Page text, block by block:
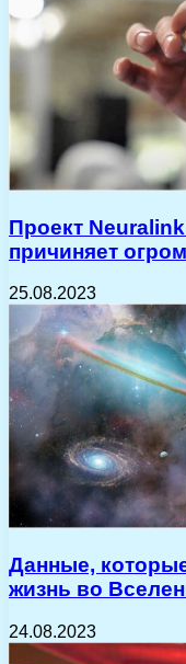
Проект
причиняет
25.08.2023
Данные,
жизнь во
24.08.2023